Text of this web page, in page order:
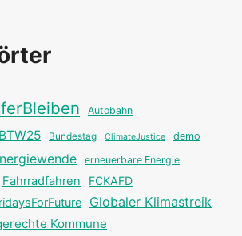
Autobahn
BTW25 Bundestag ClimateJustice demo
erneuerbare Energie
Fahrradfahren FCKAFD
Globaler Klimastreik
Kommune